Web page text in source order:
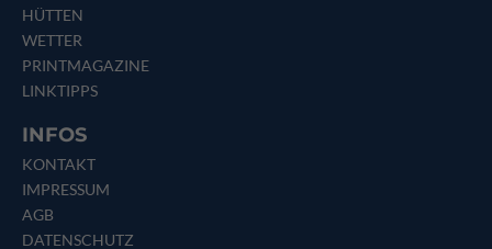
HÜTTEN
WETTER
PRINTMAGAZINE
LINKTIPPS
INFOS
KONTAKT
IMPRESSUM
AGB
DATENSCHUTZ